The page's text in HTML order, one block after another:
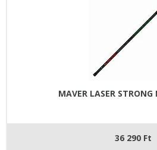
MAVER LASER STRONG
36 290 Ft